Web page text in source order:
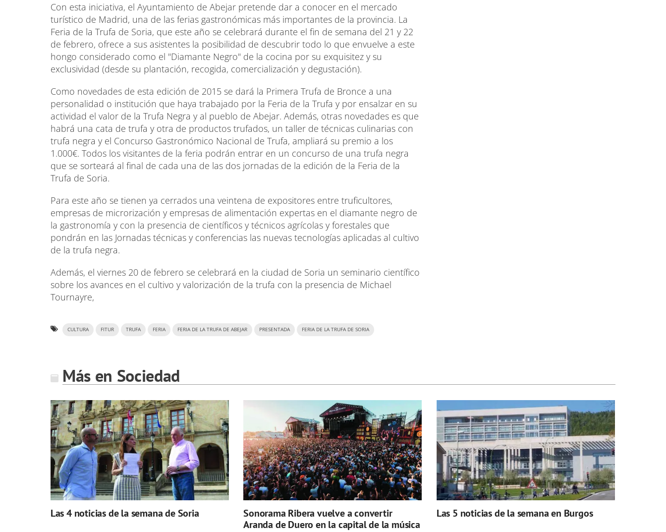
Con esta iniciativa, el Ayuntamiento de Abejar pretende dar a conocer en el mercado
turístico de Madrid, una de las ferias gastronómicas más importantes de la provincia. La
Feria de la Trufa de Soria, que este año se celebrará durante el fin de semana del 21 y 22
de febrero, ofrece a sus asistentes la posibilidad de descubrir todo lo que envuelve a este
hongo considerado como el "Diamante Negro" de la cocina por su exquisitez y su
exclusividad (desde su plantación, recogida, comercialización y degustación).
Como novedades de esta edición de 2015 se dará la Primera Trufa de Bronce a una
personalidad o institución que haya trabajado por la Feria de la Trufa y por ensalzar en su
actividad el valor de la Trufa Negra y al pueblo de Abejar. Además, otras novedades es que
habrá una cata de trufa y otra de productos trufados, un taller de técnicas culinarias con
trufa negra y el Concurso Gastronómico Nacional de Trufa, ampliará su premio a los
1.000€. Todos los visitantes de la feria podrán entrar en un concurso de una trufa negra
que se sorteará al final de cada una de las dos jornadas de la edición de la Feria de la
Trufa de Soria.
Para este año se tienen ya cerrados una veintena de expositores entre truficultores,
empresas de microrización y empresas de alimentación expertas en el diamante negro de
la gastronomía y con la presencia de científicos y técnicos agrícolas y forestales que
pondrán en las Jornadas técnicas y conferencias las nuevas tecnologías aplicadas al cultivo
de la trufa negra.
Además, el viernes 20 de febrero se celebrará en la ciudad de Soria un seminario científico
sobre los avances en el cultivo y valorización de la trufa con la presencia de Michael
Tournayre,
CULTURA FITUR TRUFA FERIA FERIA DE LA TRUFA DE ABEJAR PRESENTADA FERIA DE LA TRUFA DE SORIA
Más en Sociedad
Las 4 noticias de la semana de Soria
Sonorama Ribera vuelve a convertir
Aranda de Duero en la capital de la música
Las 5 noticias de la semana en Burgos